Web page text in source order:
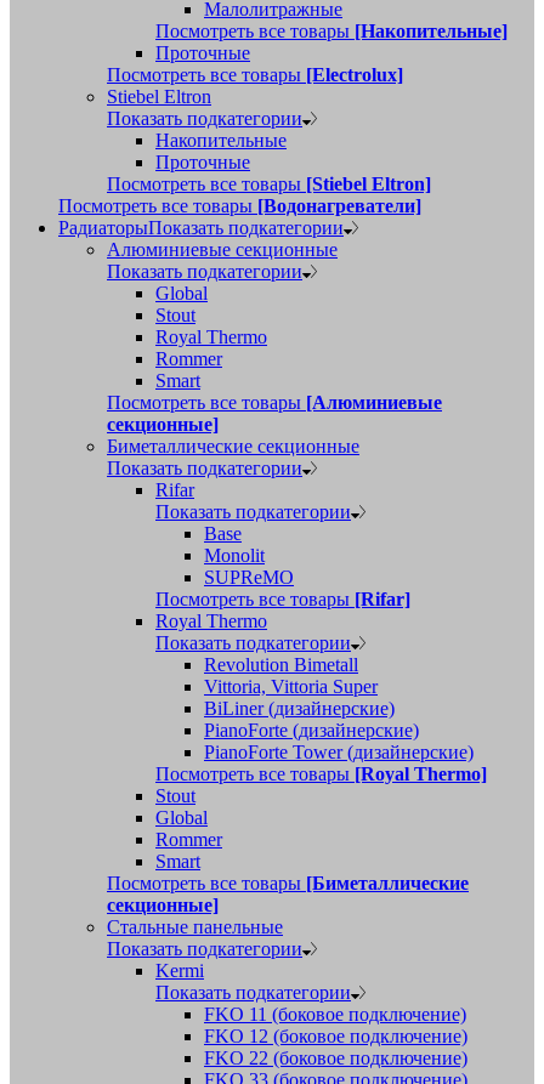
Малолитражные
Посмотреть все товары [Накопительные]
Проточные
Посмотреть все товары [Electrolux]
Stiebel Eltron
Показать подкатегории
Накопительные
Проточные
Посмотреть все товары [Stiebel Eltron]
Посмотреть все товары [Водонагреватели]
РадиаторыПоказать подкатегории
Алюминиевые секционные
Показать подкатегории
Global
Stout
Royal Thermo
Rommer
Smart
Посмотреть все товары [Алюминиевые
секционные]
Биметаллические секционные
Показать подкатегории
Rifar
Показать подкатегории
Base
Monolit
SUPReMO
Посмотреть все товары [Rifar]
Royal Thermo
Показать подкатегории
Revolution Bimetall
Vittoria, Vittoria Super
BiLiner (дизайнерские)
PianoForte (дизайнерские)
PianoForte Tower (дизайнерские)
Посмотреть все товары [Royal Thermo]
Stout
Global
Rommer
Smart
Посмотреть все товары [Биметаллические
секционные]
Стальные панельные
Показать подкатегории
Kermi
Показать подкатегории
FKO 11 (боковое подключение)
FKO 12 (боковое подключение)
FKO 22 (боковое подключение)
FKO 33 (боковое подключение)